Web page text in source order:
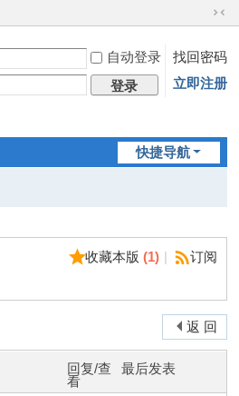
切
到
窄
版
自动登录
找回密码
登录 立即注册
快捷导航
收藏本版 (1) | 订阅
返 回
回复/查
看
最后发表